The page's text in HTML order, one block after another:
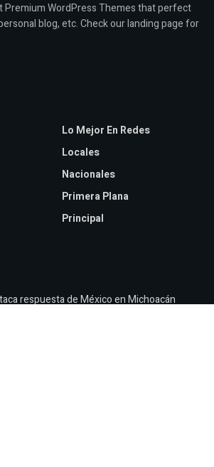
Premium WordPress Themes that perfect
blog, etc. Check our landing page for
Lo Mejor En Redes
Locales
Nacionales
Primera Plana
Principal
respuesta de México en Michoacán